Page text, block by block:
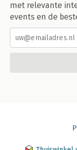
met relevante
events en de